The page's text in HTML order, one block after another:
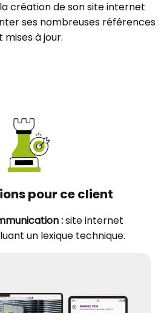
création de son site internet
ses nombreuses références
à jour.
pour ce client
:site internet
un lexique technique.